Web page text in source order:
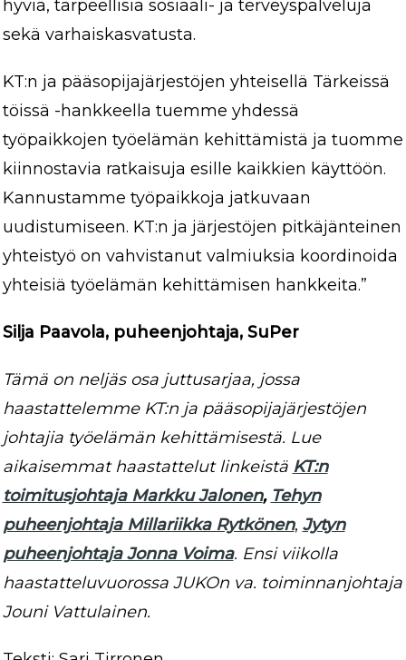
hyviä, tarpeellisia sosiaali- ja terveyspalveluja
sekä varhaiskasvatusta.
KT:n ja pääsopijajärjestöjen yhteisellä Tärkeissä
töissä -hankkeella tuemme yhdessä
työpaikkojen työelämän kehittämistä ja tuomme
kiinnostavia ratkaisuja esille kaikkien käyttöön.
Kannustamme työpaikkoja jatkuvaan
uudistumiseen. KT:n ja järjestöjen pitkäjänteinen
yhteistyö on vahvistanut valmiuksia koordinoida
yhteisiä työelämän kehittämisen hankkeita.”
Silja Paavola, puheenjohtaja, SuPer
Tämä on neljäs osa juttusarjaa, jossa
haastattelemme KT:n ja pääsopijajärjestöjen
johtajia työelämän kehittämisestä. Lue
aikaisemmat haastattelut linkeistä KT:n
toimitusjohtaja Markku Jalonen, Tehyn
puheenjohtaja Millariikka Rytkönen, Jytyn
puheenjohtaja Jonna Voima. Ensi viikolla
haastatteluvuorossa JUKOn va. toiminnanjohtaja
Jouni Vattulainen.